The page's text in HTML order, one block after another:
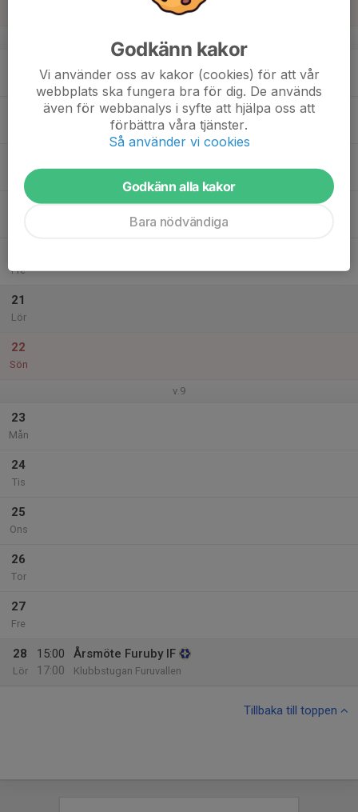
Ons
Fre
21
Lör
22
Sön
v.9
23
Mån
24
Tis
25
Ons
26
Tor
27
Fre
28
Lör
15:00
17:00
Årsmöte Furuby IF
Klubbstugan Furuvallen
Tillbaka till toppen
Godkänn kakor
Vi använder oss av kakor (cookies) för att vår
webbplats ska fungera bra för dig. De används
även för webbanalys i syfte att hjälpa oss att
förbättra våra tjänster.
Så använder vi cookies
Godkänn alla kakor
Bara nödvändiga